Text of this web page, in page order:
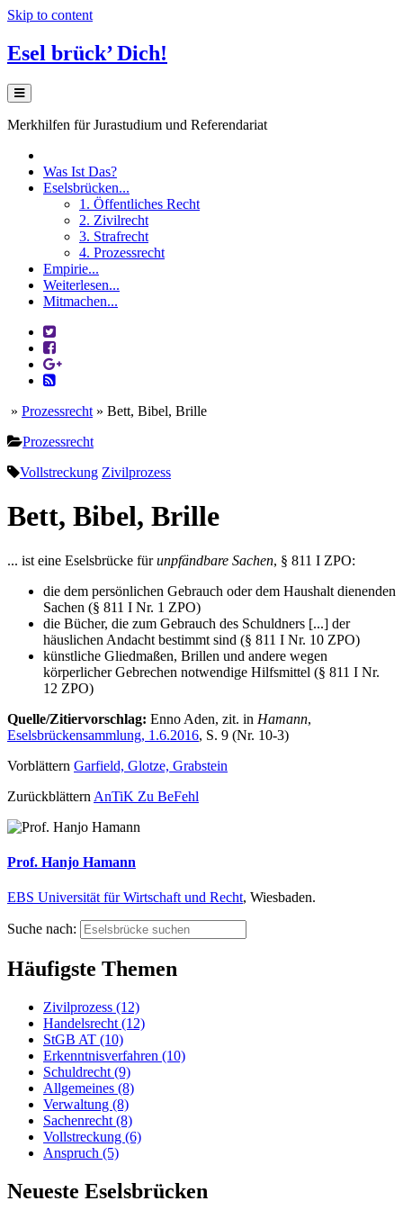
Skip to content
Esel brück’ Dich!
Merkhilfen für Jurastudium und Referendariat
Was Ist Das?
Eselsbrücken...
1. Öffentliches Recht
2. Zivilrecht
3. Strafrecht
4. Prozessrecht
Empirie...
Weiterlesen...
Mitmachen...
» Prozessrecht » Bett, Bibel, Brille
Prozessrecht
Vollstreckung Zivilprozess
Bett, Bibel, Brille
... ist eine Eselsbrücke fürunpfändbare Sachen, § 811 I ZPO:
die dem persönlichen Gebrauch oder dem Haushalt dienenden
Sachen (§ 811 I Nr. 1 ZPO)
die Bücher, die zum Gebrauch des Schuldners [...] der
häuslichen Andacht bestimmt sind (§ 811 I Nr. 10 ZPO)
künstliche Gliedmaßen, Brillen und andere wegen
körperlicher Gebrechen notwendige Hilfsmittel (§ 811 I Nr.
12 ZPO)
Quelle/Zitiervorschlag: Enno Aden, zit. in Hamann,
Eselsbrückensammlung, 1.6.2016, S. 9 (Nr. 10-3)
Vorblättern Garfield, Glotze, Grabstein
Zurückblättern AnTiK Zu BeFehl
Prof. Hanjo Hamann
EBS Universität für Wirtschaft und Recht, Wiesbaden.
Suche nach:
Häufigste Themen
Zivilprozess (12)
Handelsrecht (12)
StGB AT (10)
Erkenntnisverfahren (10)
Schuldrecht (9)
Allgemeines (8)
Verwaltung (8)
Sachenrecht (8)
Vollstreckung (6)
Anspruch (5)
Neueste Eselsbrücken